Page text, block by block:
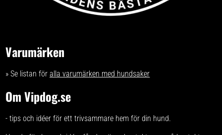
Varumärken
» Se listan föralla varumärken med hundsaker
Om Vipdog.se
- tips och idéer för ett trivsammare hem för din hund.